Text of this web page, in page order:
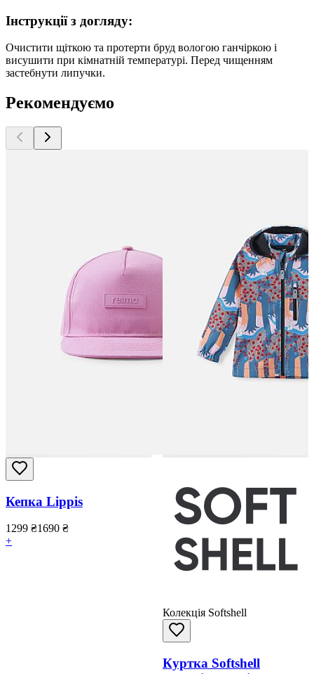
Інструкції з догляду:
Очистити щіткою та протерти бруд вологою ганчіркою і
висушити при кімнатній температурі. Перед чищенням
застебнути липучки.
Рекомендуємо
Кепка Lippis
1299 ₴1690 ₴
+
Колекція Softshell
Куртка Softshell